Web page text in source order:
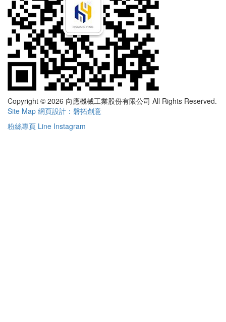
Copyright © 2026 向應機械工業股份有限公司 All Rights Reserved.
Site Map 網頁設計：磐拓創意
粉絲專頁 Line Instagram